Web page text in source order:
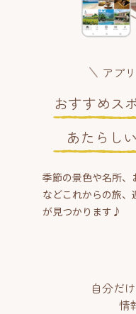
アプ
おすすめス
あたらし
季節の景色や名所、
などこれからの旅、
が見つかります♪
自分だ
情